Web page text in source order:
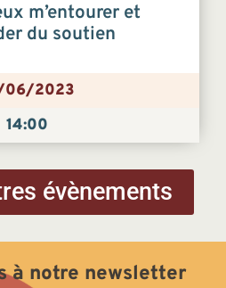
m’entourer et
du soutien
06/2023
14:00
évènements
à notre newsletter